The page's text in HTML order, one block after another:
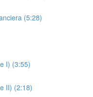
(5:28)
I) (3:55)
II) (2:18)